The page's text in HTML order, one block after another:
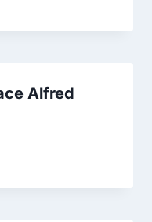
Alfred